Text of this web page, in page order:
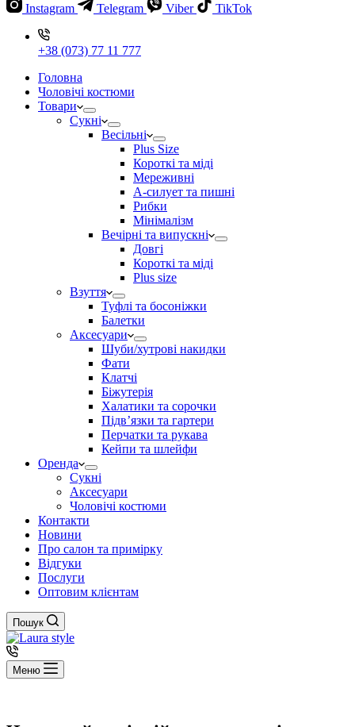
Instagram Telegram Viber TikTok
+38 (073) 77 11 777
Головна
Чоловічі костюми
Товари
Сукні
Весільні
Plus Size
Короткі та міді
Мереживні
А-силует та пишні
Рибки
Мінімалізм
Вечірні та випускні
Довгі
Короткі та міді
Plus size
Взуття
Туфлі та босоніжки
Балетки
Аксесуари
Шуби/хутрові накидки
Фати
Клатчі
Біжутерія
Халатики та сорочки
Підвʼязки та гартери
Перчатки та рукава
Кейпи та шлейфи
Оренда
Сукні
Аксесуари
Чоловічі костюми
Контакти
Новини
Про салон та примірку
Відгуки
Послуги
Оптовим клієнтам
Пошук
Меню